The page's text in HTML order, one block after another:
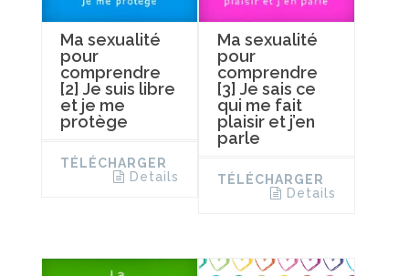
Ma sexualité
pour
comprendre
[2] Je suis libre
et je me
protège
TÉLÉCHARGER
Details
Ma sexualité
pour
comprendre
[3] Je sais ce
qui me fait
plaisir et j’en
parle
TÉLÉCHARGER
Details